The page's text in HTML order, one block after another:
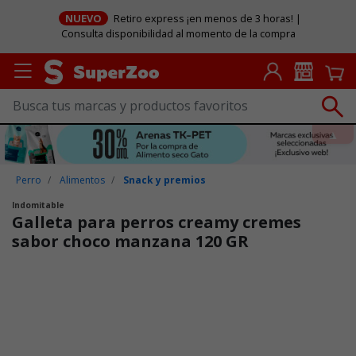
NUEVO
Retiro express ¡en menos de 3 horas! |
Consulta disponibilidad al momento de la compra
Perro Alimentos Snack y premios
Indomitable
Galleta para perros creamy cremes
sabor choco manzana 120 GR